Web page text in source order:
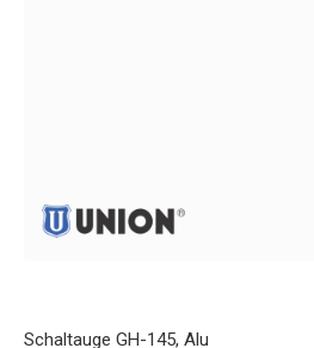
Schaltauge GH-145, Alu